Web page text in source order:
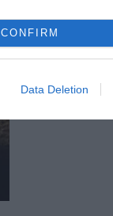
CONFIRM
Data Deletion